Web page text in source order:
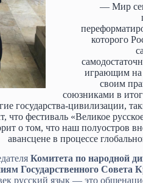
— Мир
которого
играющим на
своим
союзниками в
государства-цивилизации,
фестиваль «Великое
о том, что наш полуостров
авансцене в процессе
Комитета по народной
Государственного Совета
русский язык — это